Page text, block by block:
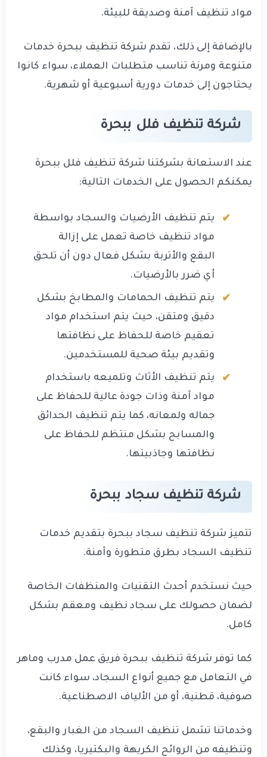
مواد تنظيف آمنة وصديقة للبيئة.
بالإضافة إلى ذلك، تقدم شركة تنظيف ببحرة خدمات
متنوعة ومرنة تناسب متطلبات العملاء، سواء كانوا
يحتاجون إلى خدمات دورية أسبوعية أو شهرية.
شركة تنظيف فلل ببحرة
عند الاستعانة بشركتنا شركة تنظيف فلل ببحرة
يمكنكم الحصول على الخدمات التالية:
يتم تنظيف الأرضيات والسجاد بواسطة
مواد تنظيف خاصة تعمل على إزالة
البقع والأتربة بشكل فعال دون أن تلحق
أي ضرر بالأرضيات.
يتم تنظيف الحمامات والمطابخ بشكل
دقيق ومتقن، حيث يتم استخدام مواد
تعقيم خاصة للحفاظ على نظافتها
وتقديم بيئة صحية للمستخدمين.
يتم تنظيف الأثاث وتلميعه باستخدام
مواد آمنة وذات جودة عالية للحفاظ على
جماله ولمعانه، كما يتم تنظيف الحدائق
والمسابح بشكل منتظم للحفاظ على
نظافتها وجاذبيتها.
شركة تنظيف سجاد ببحرة
تتميز شركة تنظيف سجاد ببحرة بتقديم خدمات
تنظيف السجاد بطرق متطورة وآمنة.
حيث نستخدم أحدث التقنيات والمنظفات الخاصة
لضمان حصولك على سجاد نظيف ومعقم بشكل
كامل.
كما توفر شركة تنظيف ببحرة فريق عمل مدرب وماهر
في التعامل مع جميع أنواع السجاد، سواء كانت
صوفية، قطنية، أو من الألياف الاصطناعية.
وخدماتنا تشمل تنظيف السجاد من الغبار والبقع،
وتنظيفه من الروائح الكريهة والبكتيريا، وكذلك